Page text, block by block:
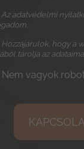
Az adatvédelmi
Hozzájárulok, hogy a
tárolja az
Nem vagyok